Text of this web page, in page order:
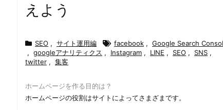
えよう
SEO , サイト運用編 facebook , Google Search
, googleアナリティクス , Instagram , LINE , SEO , SNS ,
twitter , 集客
ホームページを作る目的は？
ホームページの役割はサイトによってさまざまです。